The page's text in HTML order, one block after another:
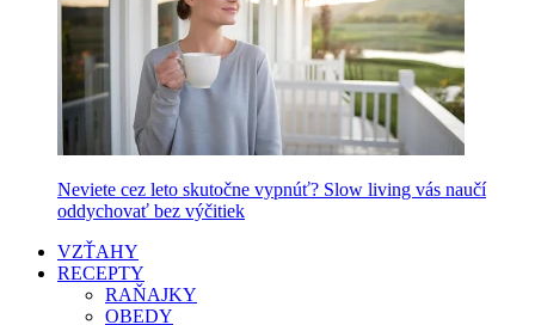
Neviete cez leto skutočne vypnúť? Slow living vás naučí
oddychovať bez výčitiek
VZŤAHY
RECEPTY
RAŇAJKY
OBEDY